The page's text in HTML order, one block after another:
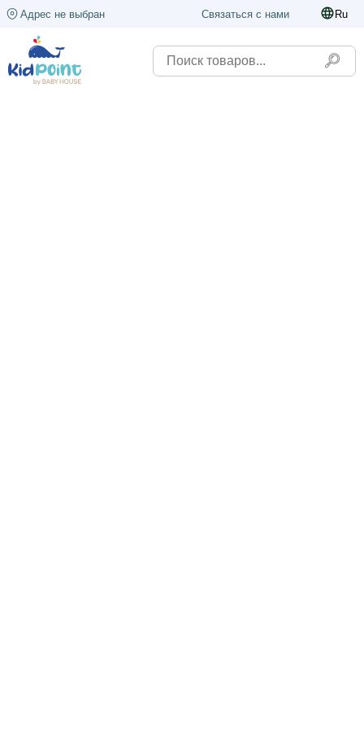
Адрес не выбран Связаться с нами Ru